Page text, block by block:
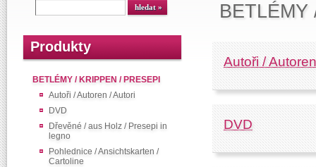
Produkty
BETLÉMY / KRIPPEN / PRESEPI
Autoři / Autoren / Autori
DVD
Dřevěné / aus Holz / Presepi in
legno
Pohlednice / Ansichtskarten /
Cartoline
Autoři /
DVD